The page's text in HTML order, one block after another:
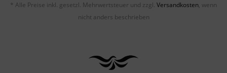
* Alle Preise inkl. gesetzl. Mehrwertsteuer und zzgl. Versandkosten, wenn
nicht anders beschrieben